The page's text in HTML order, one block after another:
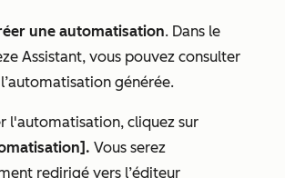
une automatisation. Dans le
Assistant, vous pouvez consulter
générée.
l'automatisation, cliquez sur
Vous serez
redirigé vers l’éditeur